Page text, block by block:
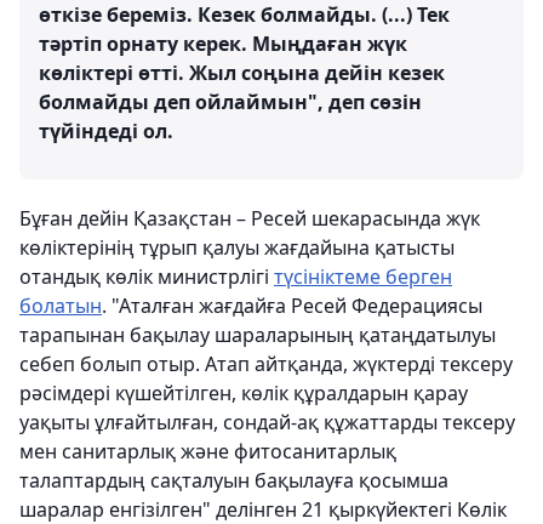
өткізе береміз. Кезек болмайды. (...) Тек
тәртіп орнату керек. Мыңдаған жүк
көліктері өтті. Жыл соңына дейін кезек
болмайды деп ойлаймын", деп сөзін
түйіндеді ол.
Бұған дейін Қазақстан – Ресей шекарасында жүк
көліктерінің тұрып қалуы жағдайына қатысты
отандық көлік министрлігі түсініктеме берген
болатын. "Аталған жағдайға Ресей Федерациясы
тарапынан бақылау шараларының қатаңдатылуы
себеп болып отыр. Атап айтқанда, жүктерді тексеру
рәсімдері күшейтілген, көлік құралдарын қарау
уақыты ұлғайтылған, сондай-ақ құжаттарды тексеру
мен санитарлық және фитосанитарлық
талаптардың сақталуын бақылауға қосымша
шаралар енгізілген" делінген 21 қыркүйектегі Көлік